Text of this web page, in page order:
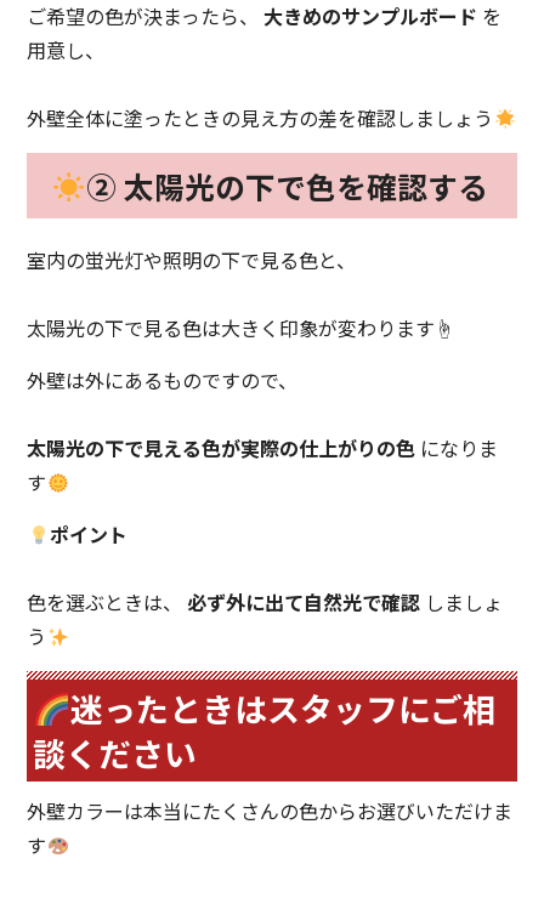
ご希望の色が決まったら、大きめのサンプルボード を
用意し、
外壁全体に塗ったときの見え方の差を確認しましょう
② 太陽光の下で色を確認する
室内の蛍光灯や照明の下で見る色と、
太陽光の下で見る色は大きく印象が変わります☝️
外壁は外にあるものですので、
太陽光の下で見える色が実際の仕上がりの色 になりま
す
ポイント
色を選ぶときは、必ず外に出て自然光で確認 しましょ
う
迷ったときはスタッフにご相
談ください
外壁カラーは本当にたくさんの色からお選びいただけま
す